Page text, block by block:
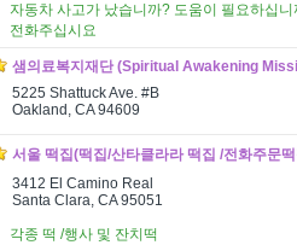
자동차 사고가 났습니까? 도움이 필요하십니
전화주십시요
샘의료복지재단 (Spiritual Awakening
5225 Shattuck Ave. #B
Oakland, CA 94609
서울 떡집(떡집/산타클라라 떡집 /전화주문
3412 El Camino Real
Santa Clara, CA 95051
각종 떡 /행사 및 잔치떡